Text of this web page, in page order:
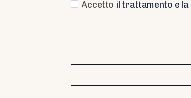
Accetto il trattamento e